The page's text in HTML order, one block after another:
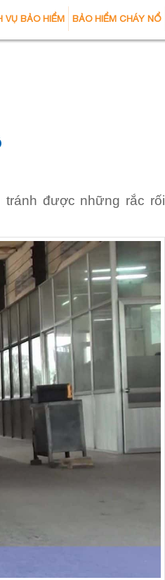
VỤ BẢO HIỂM BẢO HIỂM CHÁY NỔ
tránh được những rắc rối